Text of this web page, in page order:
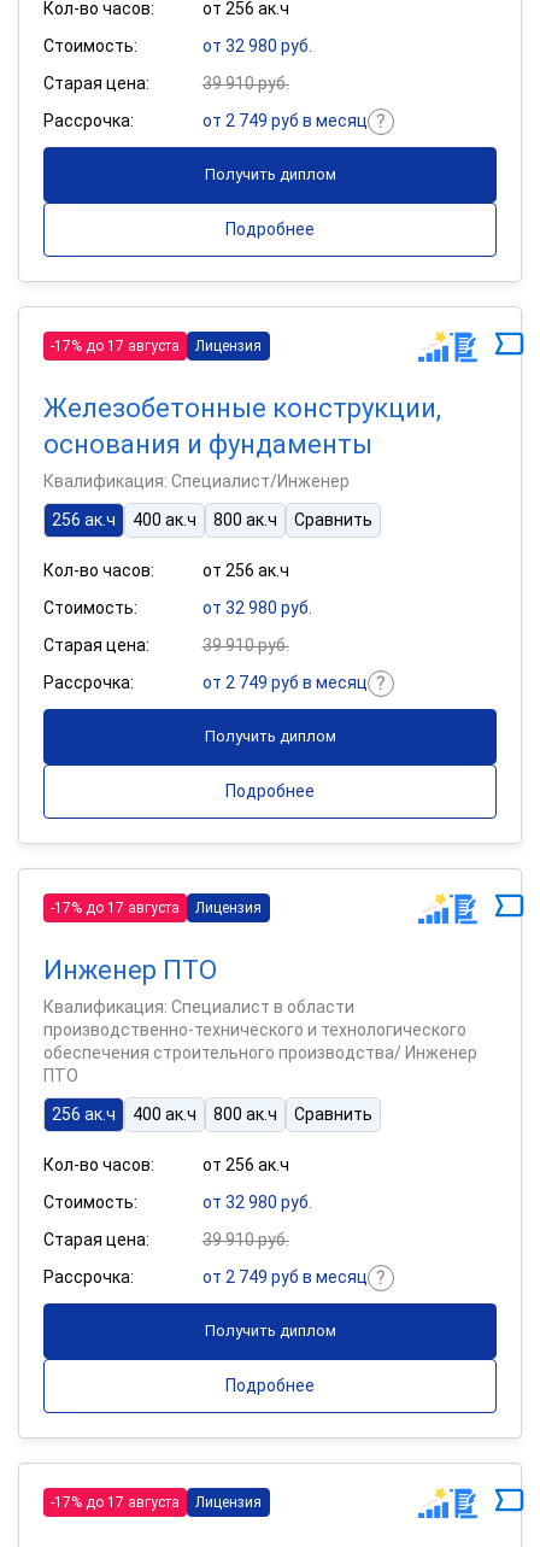
Кол-во часов:
от 256 ак.ч
Стоимость:
от 32 980 руб.
Старая цена:
39 910 руб.
Рассрочка:
от 2 749 руб в месяц
Получить диплом
Подробнее
-17% до 17 августа Лицензия
Железобетонные конструкции,
основания и фундаменты
Квалификация: Специалист/Инженер
256 ак.ч
400 ак.ч 800 ак.ч Сравнить
Кол-во часов:
от 256 ак.ч
Стоимость:
от 32 980 руб.
Старая цена:
39 910 руб.
Рассрочка:
от 2 749 руб в месяц
Получить диплом
Подробнее
-17% до 17 августа Лицензия
Инженер ПТО
Квалификация: Специалист в области
производственно-технического и технологического
обеспечения строительного производства/ Инженер
ПТО
256 ак.ч
400 ак.ч 800 ак.ч Сравнить
Кол-во часов:
от 256 ак.ч
Стоимость:
от 32 980 руб.
Старая цена:
39 910 руб.
Рассрочка:
от 2 749 руб в месяц
Получить диплом
Подробнее
-17% до 17 августа Лицензия